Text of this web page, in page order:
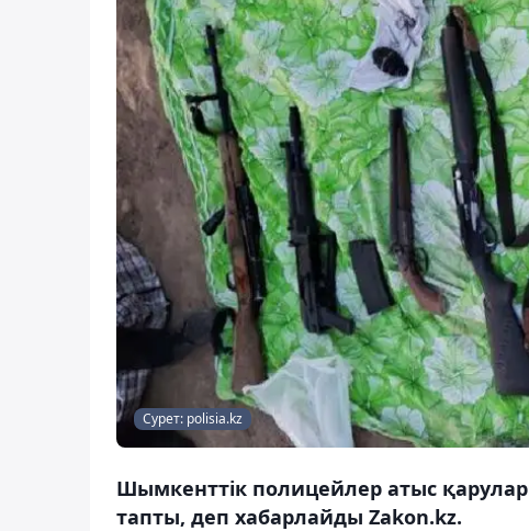
Сурет: polisia.kz
Шымкенттік полицейлер атыс
тапты, деп хабарлайды Zakon.kz.